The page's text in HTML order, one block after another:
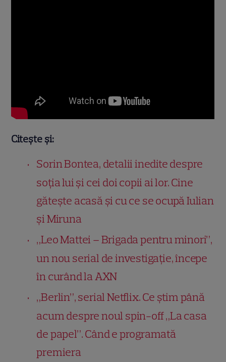
Citește și:
Sorin Bontea, detalii inedite despre
soția lui și cei doi copii ai lor. Cine
gătește acasă și cu ce se ocupă Iulian
și Miruna
„Leo Mattei – Brigada pentru minori”,
un nou serial de investigație, începe
în curând la AXN
„Berlin”, serial Netflix. Ce știm până
acum despre noul spin-off „La casa
de papel”. Când e programată
premiera